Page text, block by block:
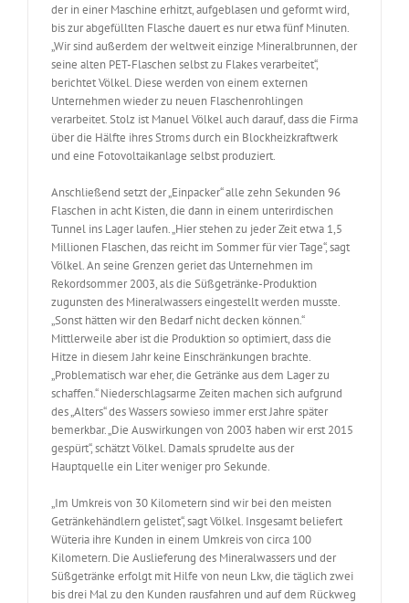
der in einer Maschine erhitzt, aufgeblasen und geformt wird,
bis zur abgefüllten Flasche dauert es nur etwa fünf Minuten.
„Wir sind außerdem der weltweit einzige Mineralbrunnen, der
seine alten PET-Flaschen selbst zu Flakes verarbeitet“,
berichtet Völkel. Diese werden von einem externen
Unternehmen wieder zu neuen Flaschenrohlingen
verarbeitet. Stolz ist Manuel Völkel auch darauf, dass die Firma
über die Hälfte ihres Stroms durch ein Blockheizkraftwerk
und eine Fotovoltaikanlage selbst produziert.
Anschließend setzt der „Einpacker“ alle zehn Sekunden 96
Flaschen in acht Kisten, die dann in einem unterirdischen
Tunnel ins Lager laufen. „Hier stehen zu jeder Zeit etwa 1,5
Millionen Flaschen, das reicht im Sommer für vier Tage“, sagt
Völkel. An seine Grenzen geriet das Unternehmen im
Rekordsommer 2003, als die Süßgetränke-Produktion
zugunsten des Mineralwassers eingestellt werden musste.
„Sonst hätten wir den Bedarf nicht decken können.“
Mittlerweile aber ist die Produktion so optimiert, dass die
Hitze in diesem Jahr keine Einschränkungen brachte.
„Problematisch war eher, die Getränke aus dem Lager zu
schaffen.“ Niederschlagsarme Zeiten machen sich aufgrund
des „Alters“ des Wassers sowieso immer erst Jahre später
bemerkbar. „Die Auswirkungen von 2003 haben wir erst 2015
gespürt“, schätzt Völkel. Damals sprudelte aus der
Hauptquelle ein Liter weniger pro Sekunde.
„Im Umkreis von 30 Kilometern sind wir bei den meisten
Getränkehändlern gelistet“, sagt Völkel. Insgesamt beliefert
Wüteria ihre Kunden in einem Umkreis von circa 100
Kilometern. Die Auslieferung des Mineralwassers und der
Süßgetränke erfolgt mit Hilfe von neun Lkw, die täglich zwei
bis drei Mal zu den Kunden rausfahren und auf dem Rückweg